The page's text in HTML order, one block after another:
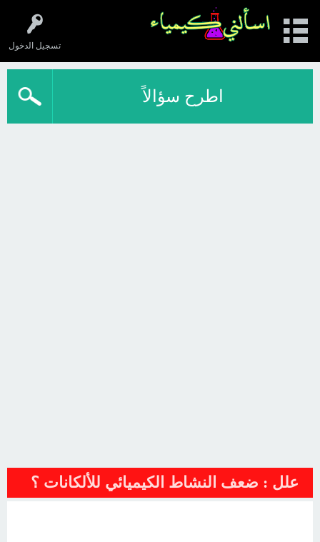
تسجيل الدخول
اطرح سؤالاً
علل : ضعف النشاط الكيميائي للألكانات ؟